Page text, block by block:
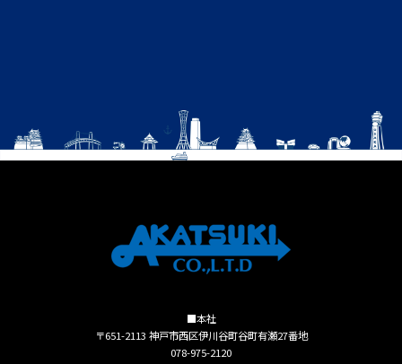
■本社
〒651-2113 神戸市西区伊川谷町谷町有瀬27番地
078-975-2120